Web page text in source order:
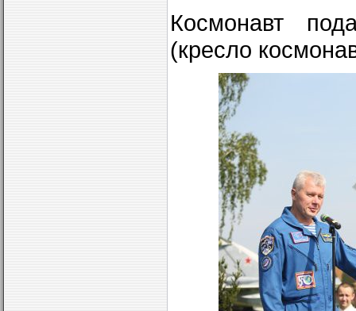
Космонавт
(кресло